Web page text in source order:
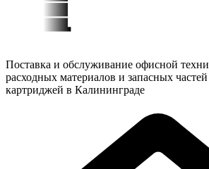
Поставка и обслуживание офисной
расходных материалов и запасных частей
картриджей в Калининграде